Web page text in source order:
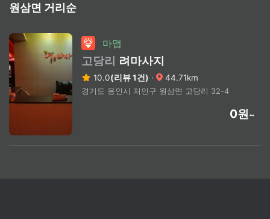
원삼면 거리순
마맵
고당리 려마사지
10.0(리뷰 1건) · 44.71km
경기도 용인시 처인구 원삼면 고당리 32-4
0원~